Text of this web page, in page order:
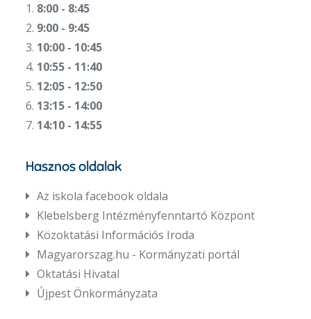
1. 8:00 - 8:45
2. 9:00 - 9:45
3. 10:00 - 10:45
4. 10:55 - 11:40
5. 12:05 - 12:50
6. 13:15 - 14:00
7. 14:10 - 14:55
Hasznos oldalak
Az iskola facebook oldala
Klebelsberg Intézményfenntartó Központ
Közoktatási Információs Iroda
Magyarorszag.hu - Kormányzati portál
Oktatási Hivatal
Újpest Önkormányzata